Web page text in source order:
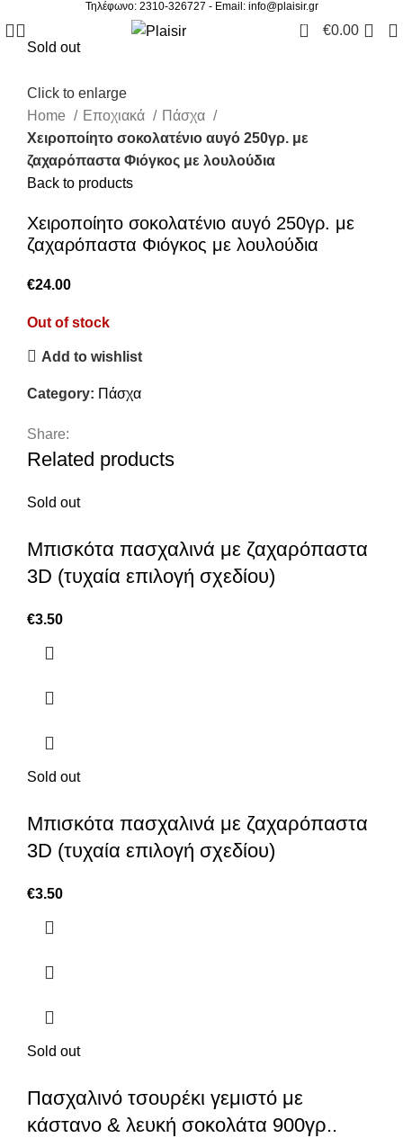
Τηλέφωνο: 2310-326727 - Email: info@plaisir.gr
0 €0.00
Sold out
Click to enlarge
Home
Εποχιακά
Πάσχα
Χειροποίητο σοκολατένιο αυγό 250γρ. με
ζαχαρόπαστα Φιόγκος με λουλούδια
Back to products
Χειροποίητο σοκολατένιο αυγό 250γρ. με
ζαχαρόπαστα Φιόγκος με λουλούδια
€24.00
Out of stock
Add to wishlist
Category: Πάσχα
Share:
Related products
Sold out
Μπισκότα πασχαλινά με ζαχαρόπαστα
3D (τυχαία επιλογή σχεδίου)
€3.50
Sold out
Μπισκότα πασχαλινά με ζαχαρόπαστα
3D (τυχαία επιλογή σχεδίου)
€3.50
Sold out
Πασχαλινό τσουρέκι γεμιστό με
κάστανο & λευκή σοκολάτα 900γρ..